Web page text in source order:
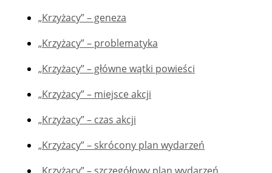
„Krzyżacy” – geneza
„Krzyżacy” – problematyka
„Krzyżacy” – główne wątki powieści
„Krzyżacy” – miejsce akcji
„Krzyżacy” – czas akcji
„Krzyżacy” – skrócony plan wydarzeń